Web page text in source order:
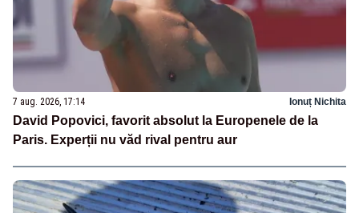
7 aug. 2026, 17:14 Ionuț Nichita
David Popovici, favorit absolut la Europenele de la
Paris. Experții nu văd rival pentru aur